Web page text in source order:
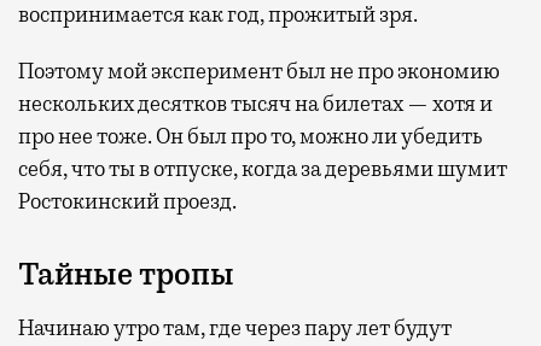
воспринимается как год, прожитый зря.
Поэтому мой эксперимент был не про экономию
нескольких десятков тысяч на билетах — хотя и
про нее тоже. Он был про то, можно ли убедить
себя, что ты в отпуске, когда за деревьями шумит
Ростокинский проезд.
Тайные тропы
Начинаю утро там, где через пару лет будут